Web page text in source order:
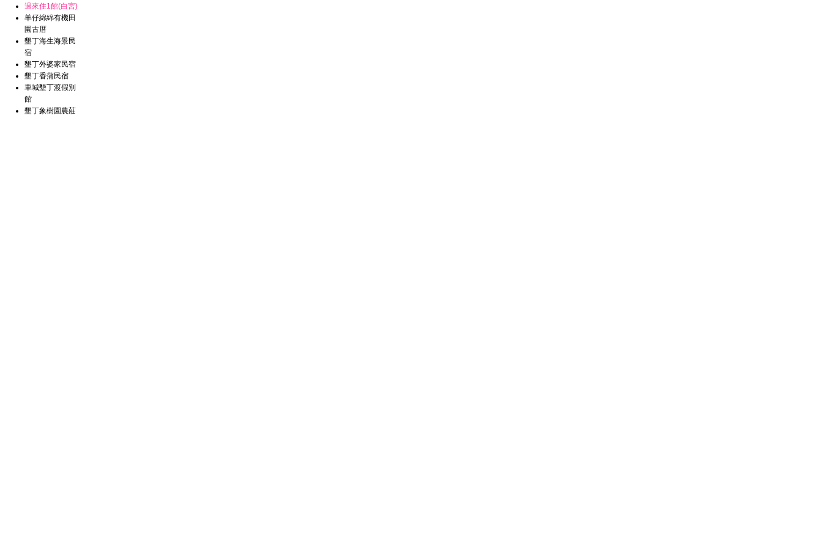
過來住1館(白宮)
羊仔綿綿有機田
園古厝
墾丁海生海景民
宿
墾丁外婆家民宿
墾丁香蒲民宿
車城墾丁渡假別
館
墾丁象樹園農莊